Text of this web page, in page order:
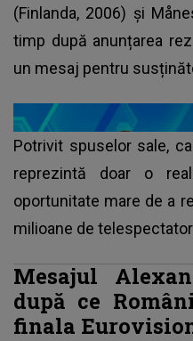
(Finlanda, 2006) şi
timp după anunțarea
un mesaj pentru
Potrivit spuselor sale,
reprezintă doar o
oportunitate mare de a
milioane de
Mesajul
după ce
finala